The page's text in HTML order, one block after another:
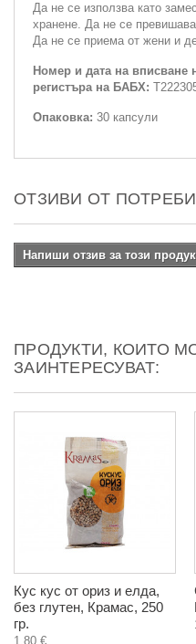
Да не се използва като
хранене. Да не се
Да не се приема от жени и
Номер и дата на вписване
регистъра на БАБХ:
Опаковка: 30 капсули
ОТЗИВИ ОТ
Напиши отзив за този
ПРОДУКТИ, КОИТО
ЗАИНТЕРЕСУВАТ:
Кус кус от ориз и елда,
без глутен, Крамас, 250
гр.
1,80 €